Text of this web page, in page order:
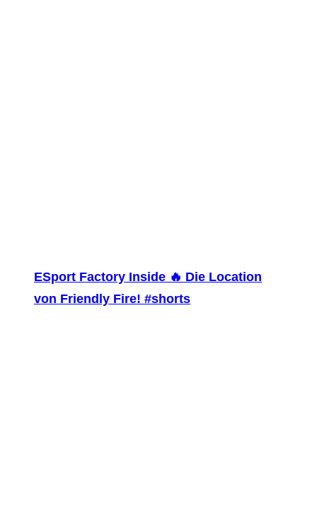
ESport Factory Inside 🔥 Die Location
von Friendly Fire! #shorts